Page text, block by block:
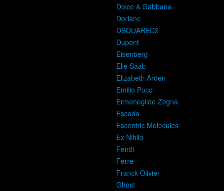
Dolce & Gabbana
Doriane
DSQUARED2
Dupont
Eisenberg
Elie Saab
Elizabeth Arden
Emilio Pucci
Ermenegildo Zegna
Escada
Escentric Molecules
Ex Nihilo
Fendi
Ferre
Franck Olivier
Ghost